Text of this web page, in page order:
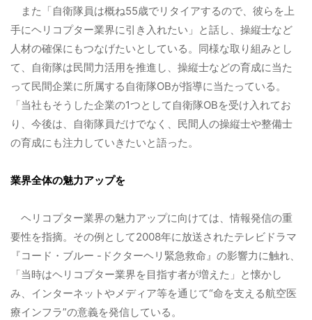
また「自衛隊員は概ね55歳でリタイアするので、彼らを上
手にヘリコプター業界に引き入れたい」と話し、操縦士など
人材の確保にもつなげたいとしている。 同様な取り組みとし
て、自衛隊は民間力活用を推進し、操縦士などの育成に当た
って民間企業に所属する自衛隊OBが指導に当たっている。
「当社もそうした企業の1つとして自衛隊OBを受け入れてお
り、今後は、自衛隊員だけでなく、民間人の操縦士や整備士
の育成にも注力していきたいと語った。
業界全体の魅力アップを
ヘリコプター業界の魅力アップに向けては、情報発信の重
要性を指摘。 その例として2008年に放送されたテレビドラマ
『コード・ブルー -ドクターヘリ緊急救命』の影響力に触れ、
「当時はヘリコプター業界を目指す者が増えた」と懐かし
み、インターネットやメディア等を通じて“命を支える航空医
療インフラ”の意義を発信している。